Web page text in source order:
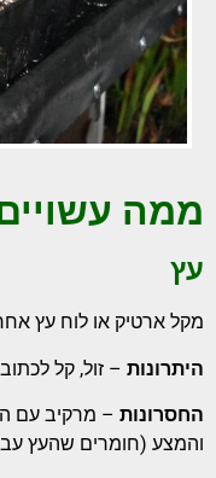
ממה
עץ
מקל ארטיק או לוח עץ
היתרונות – זול, קל
החסרונות – מרקיב עם
והמצע (חומרים שהעץ